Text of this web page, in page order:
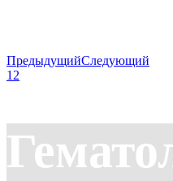
ПредыдущийСледующий
12